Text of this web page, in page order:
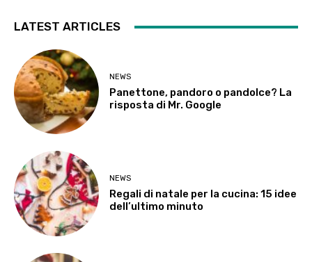
LATEST ARTICLES
NEWS
Panettone, pandoro o pandolce? La
risposta di Mr. Google
NEWS
Regali di natale per la cucina: 15 idee
dell’ultimo minuto